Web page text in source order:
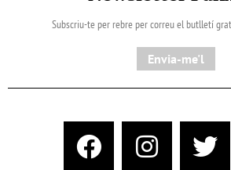
Subscriu-te per rebre per correu el butlletí
Envia-me'l